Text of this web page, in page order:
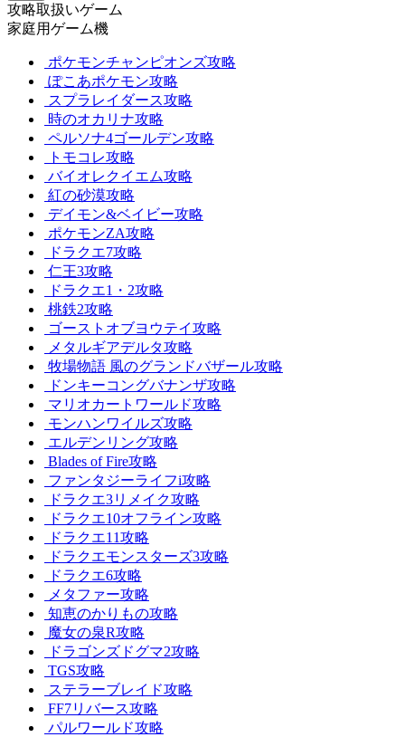
攻略取扱いゲーム
家庭用ゲーム機
ポケモンチャンピオンズ攻略
ぽこあポケモン攻略
スプラレイダース攻略
時のオカリナ攻略
ペルソナ4ゴールデン攻略
トモコレ攻略
バイオレクイエム攻略
紅の砂漠攻略
デイモン&ベイビー攻略
ポケモンZA攻略
ドラクエ7攻略
仁王3攻略
ドラクエ1・2攻略
桃鉄2攻略
ゴーストオブヨウテイ攻略
メタルギアデルタ攻略
牧場物語 風のグランドバザール攻略
ドンキーコングバナンザ攻略
マリオカートワールド攻略
モンハンワイルズ攻略
エルデンリング攻略
Blades of Fire攻略
ファンタジーライフi攻略
ドラクエ3リメイク攻略
ドラクエ10オフライン攻略
ドラクエ11攻略
ドラクエモンスターズ3攻略
ドラクエ6攻略
メタファー攻略
知恵のかりもの攻略
魔女の泉R攻略
ドラゴンズドグマ2攻略
TGS攻略
ステラーブレイド攻略
FF7リバース攻略
パルワールド攻略